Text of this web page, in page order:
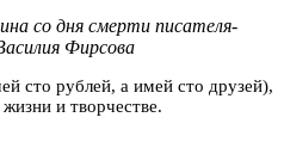
со дня смерти писателя-
Фирсова
сто рублей, а имей сто друзей),
и творчестве.